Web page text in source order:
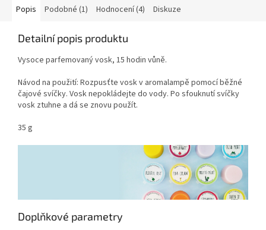
Popis Podobné (1) Hodnocení (4) Diskuze
Detailní popis produktu
Vysoce parfemovaný vosk, 15 hodin vůně.
Návod na použití: Rozpusťte vosk v aromalampě pomocí běžné
čajové svíčky. Vosk nepokládejte do vody. Po sfouknutí svíčky
vosk ztuhne a dá se znovu použít.
35 g
Doplňkové parametry